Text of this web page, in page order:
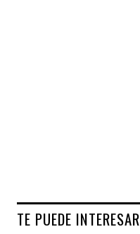
TE PUEDE INTERESAR